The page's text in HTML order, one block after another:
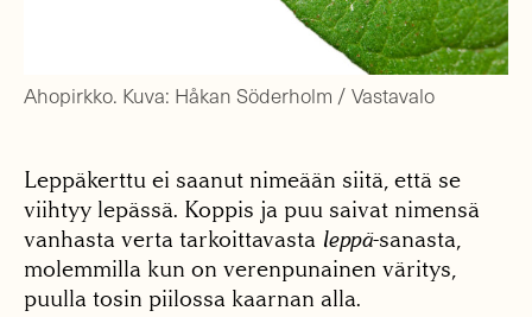
Ahopirkko. Kuva: Håkan Söderholm / Vastavalo
Leppäkerttu ei saanut nimeään siitä, että se
viihtyy lepässä. Koppis ja puu saivat nimensä
vanhasta verta tarkoittavasta leppä-sanasta,
molemmilla kun on verenpunainen väritys,
puulla tosin piilossa kaarnan alla.